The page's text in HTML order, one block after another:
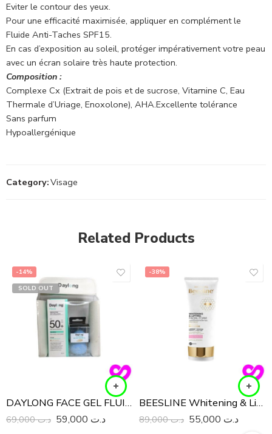
Eviter le contour des yeux.
Pour une efficacité maximisée, appliquer en complément le
Fluide Anti-Taches SPF15.
En cas d’exposition au soleil, protéger impérativement votre peau
avec un écran solaire très haute protection.
Composition :
Complexe Cx (Extrait de pois et de sucrose, Vitamine C, Eau
Thermale d’Uriage, Enoxolone), AHA.Excellente tolérance
Sans parfum
Hypoallergénique
Category:Visage
Related Products
-14%
SOLD OUT
DAYLONG FACE GEL FLUIDE Léger SPF 50+ 50ML
د.ت69,000 د.ت
-38%
BEESLINE Whitening & Lifting Facial Foam 150ml
د.ت89,000 د.ت